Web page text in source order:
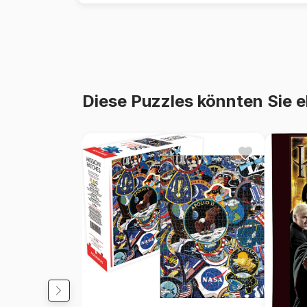
Diese Puzzles könnten Sie